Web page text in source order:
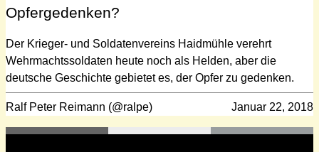
Opfergedenken?
Der Krieger- und Soldatenvereins Haidmühle verehrt
Wehrmachtssoldaten heute noch als Helden, aber die
deutsche Geschichte gebietet es, der Opfer zu gedenken.
Ralf Peter Reimann (@ralpe) Januar 22, 2018